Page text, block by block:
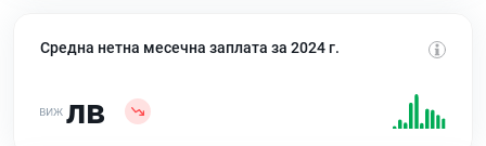
Средна нетна месечна заплата за 2024 г.
лв